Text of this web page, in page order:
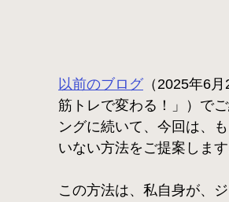
以前のブログ（2025年6
筋トレで変わる！」）で
ングに続いて、今回は、
いない方法をご提案します
この方法は、私自身が、